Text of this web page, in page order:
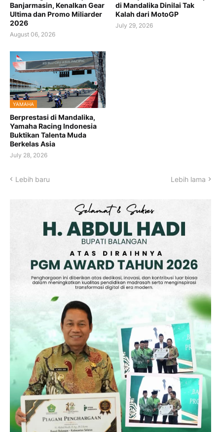
Banjarmasin, Kenalkan Gear
Ultima dan Promo Miliarder
2026
August 06, 2026
di Mandalika Dinilai Tak
Kalah dari MotoGP
July 29, 2026
YAMAHA
Berprestasi di Mandalika,
Yamaha Racing Indonesia
Buktikan Talenta Muda
Berkelas Asia
July 28, 2026
Lebih baru Lebih lama